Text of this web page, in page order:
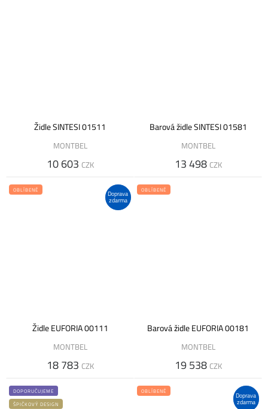
Židle SINTESI 01511
MONTBEL
10 603 CZK
Barová židle SINTESI 01581
MONTBEL
13 498 CZK
Doprava
zdarma
OBLÍBENÉ
Židle EUFORIA 00111
MONTBEL
18 783 CZK
OBLÍBENÉ
Barová židle EUFORIA 00181
MONTBEL
19 538 CZK
DOPORUČUJEME
ŠPIČKOVÝ DESIGN
Doprava
zdarma
OBLÍBENÉ